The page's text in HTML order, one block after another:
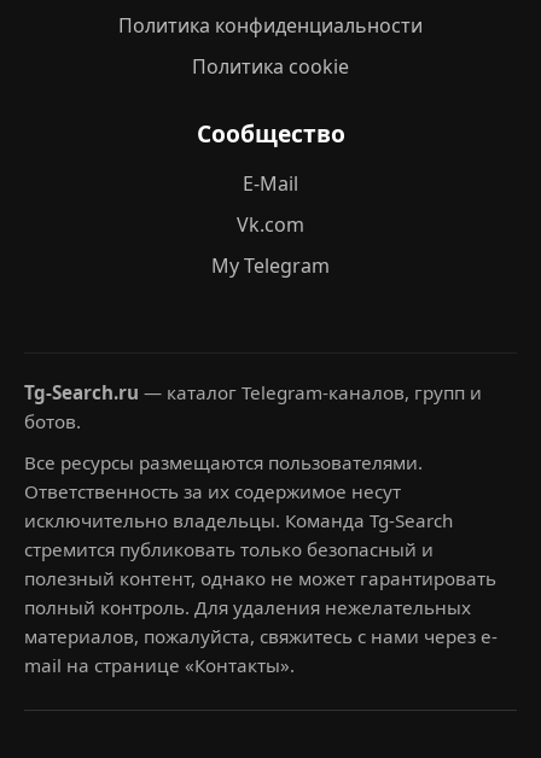
Политика конфиденциальности
Политика cookie
Сообщество
E-Mail
Vk.com
My Telegram
Tg-Search.ru — каталог Telegram-каналов, групп и
ботов.
Все ресурсы размещаются пользователями.
Ответственность за их содержимое несут
исключительно владельцы. Команда Tg-Search
стремится публиковать только безопасный и
полезный контент, однако не может гарантировать
полный контроль. Для удаления нежелательных
материалов, пожалуйста, свяжитесь с нами через e-
mail на странице «Контакты».